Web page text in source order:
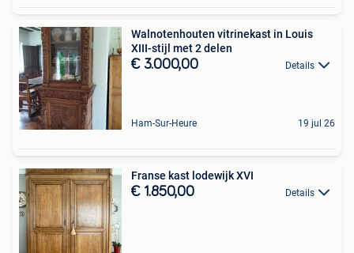
Walnotenhouten vitrinekast in Louis
XIII-stijl met 2 delen
€ 3.000,00 Details
Ham-Sur-Heure 19 jul 26
Franse kast lodewijk XVI
€ 1.850,00 Details